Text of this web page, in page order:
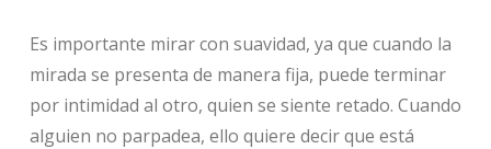
Es importante mirar con suavidad, ya que cuando la
mirada se presenta de manera fija, puede terminar
por intimidad al otro, quien se siente retado. Cuando
alguien no parpadea, ello quiere decir que está